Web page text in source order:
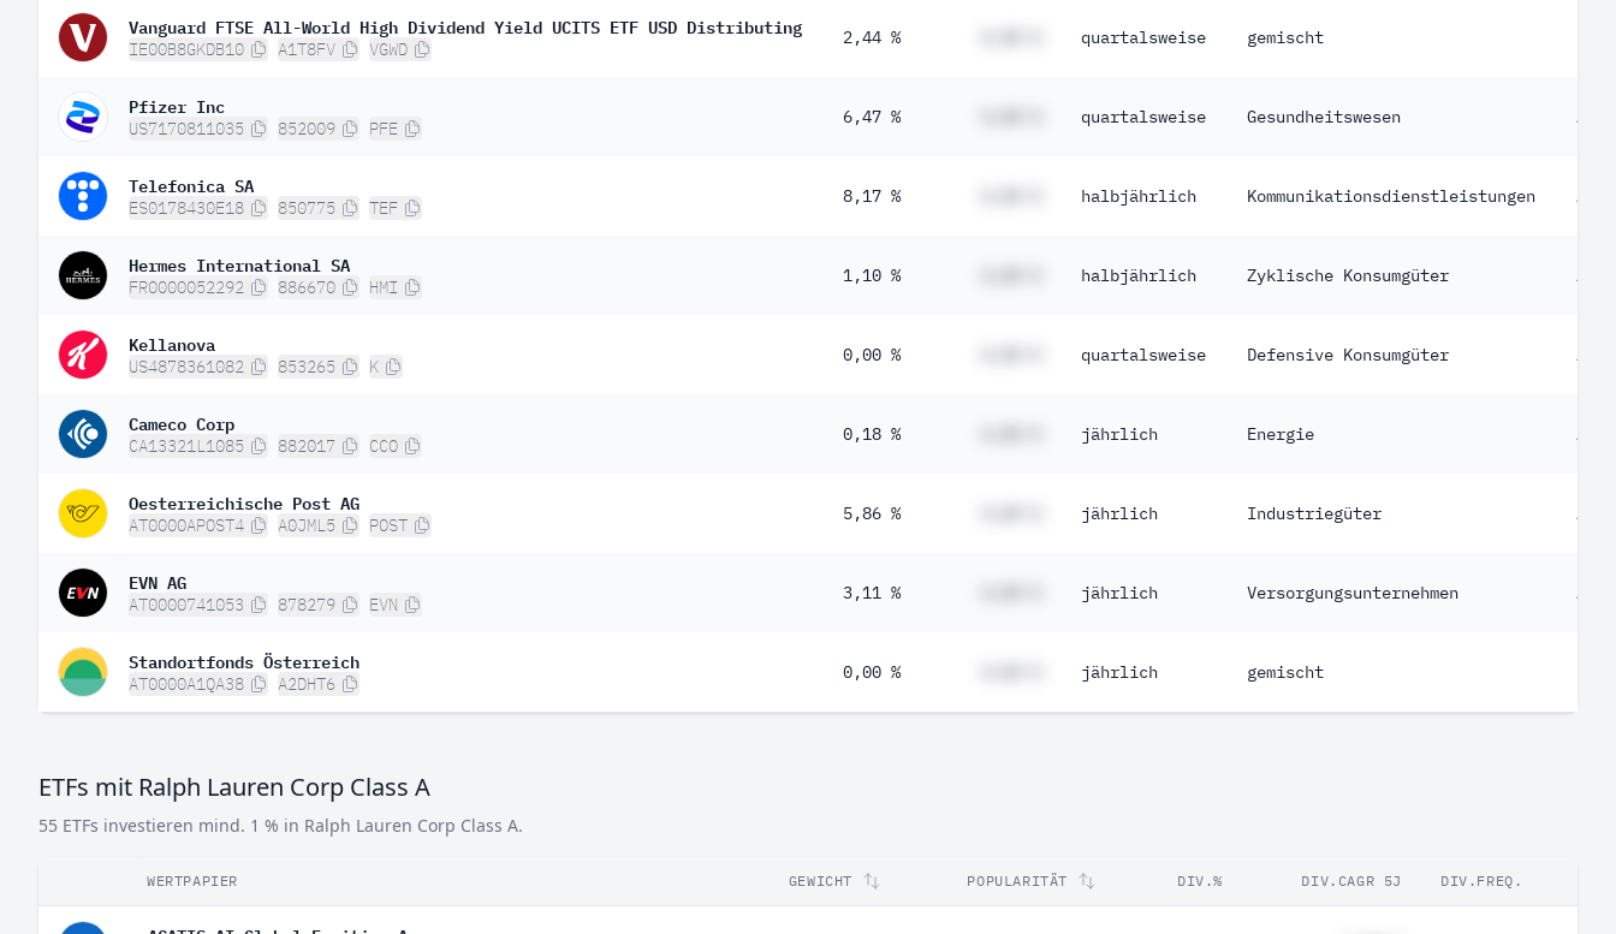
Vanguard FTSE All-World High Dividend Yield UCITS ETF USD Distributing
IE00B8GKDB10 A1T8FV VGWD
2,44 % quartalsweise gemischt
Pfizer Inc
US7170811035 852009 PFE
6,47 % quartalsweise Gesundheitswesen
Telefonica SA
ES0178430E18 850775 TEF
8,17 % halbjährlich Kommunikationsdienstleistungen
Hermes International SA
FR0000052292 886670 HMI
1,10 % halbjährlich Zyklische Konsumgüter
Kellanova
US4878361082 853265 K
0,00 % quartalsweise Defensive Konsumgüter
Cameco Corp
CA13321L1085 882017 CCO
0,18 % jährlich Energie
Oesterreichische Post AG
AT0000APOST4 A0JML5 POST
5,86 % jährlich Industriegüter
EVN AG
AT0000741053 878279 EVN
3,11 % jährlich Versorgungsunternehmen
Standortfonds Österreich
AT0000A1QA38 A2DHT6
0,00 % jährlich gemischt
ETFs mit Ralph Lauren Corp Class A
55 ETFs investieren mind. 1 % in Ralph Lauren Corp Class A.
WERTPAPIER GEWICHT POPULARITÄT DIV.% DIV.CAGR 5J DIV.FREQ.